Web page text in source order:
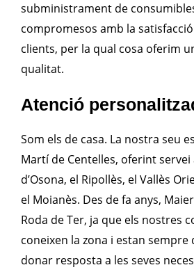
subministrament de
compromesos amb la
clients, per la qual cosa oferim
qualitat.
Atenció
Som els de casa. La nostra seu
Martí de Centelles, oferint servei
d’Osona, el Ripollès, el Vallès
el Moianès. Des de fa anys,
Roda de Ter, ja que els nostres
coneixen la zona i estan
donar resposta a les seves